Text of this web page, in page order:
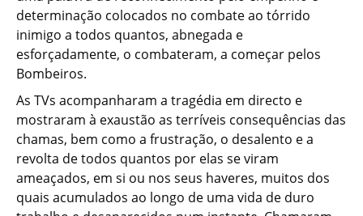
determinação colocados no combate ao tórrido
inimigo a todos quantos, abnegada e
esforçadamente, o combateram, a começar pelos
Bombeiros.
As TVs acompanharam a tragédia em directo e
mostraram à exaustão as terríveis consequências das
chamas, bem como a frustração, o desalento e a
revolta de todos quantos por elas se viram
ameaçados, em si ou nos seus haveres, muitos dos
quais acumulados ao longo de uma vida de duro